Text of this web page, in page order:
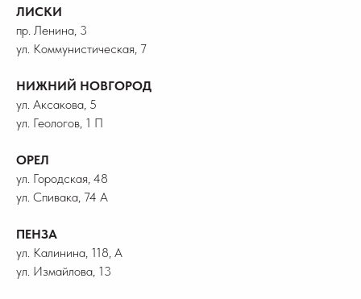
ЛИСКИ
пр. Ленина, 3
ул. Коммунистическая, 7
НИЖНИЙ НОВГОРОД
ул. Аксакова, 5
ул. Геологов, 1 П
ОРЕЛ
ул. Городская, 48
ул. Спивака, 74 А
ПЕНЗА
ул. Калинина, 118, А
ул. Измайлова, 13